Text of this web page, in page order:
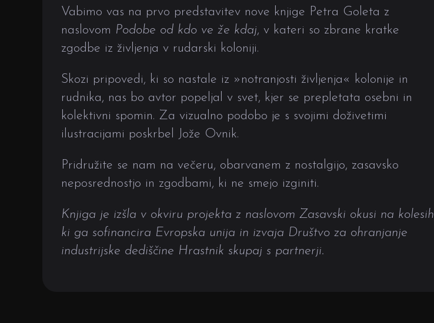
Vabimo vas na prvo predstavitev nove knjige Petra Goleta z
naslovom Podobe od kdo ve že kdaj, v kateri so zbrane kratke
zgodbe iz življenja v rudarski koloniji.
Skozi pripovedi, ki so nastale iz »notranjosti življenja« kolonije in
rudnika, nas bo avtor popeljal v svet, kjer se prepletata osebni in
kolektivni spomin. Za vizualno podobo je s svojimi doživetimi
ilustracijami poskrbel Jože Ovnik.
Pridružite se nam na večeru, obarvanem z nostalgijo, zasavsko
neposrednostjo in zgodbami, ki ne smejo izginiti.
Knjiga je izšla v okviru projekta z naslovom Zasavski okusi na kolesih,
ki ga sofinancira Evropska unija in izvaja Društvo za ohranjanje
industrijske dediščine Hrastnik skupaj s partnerji.